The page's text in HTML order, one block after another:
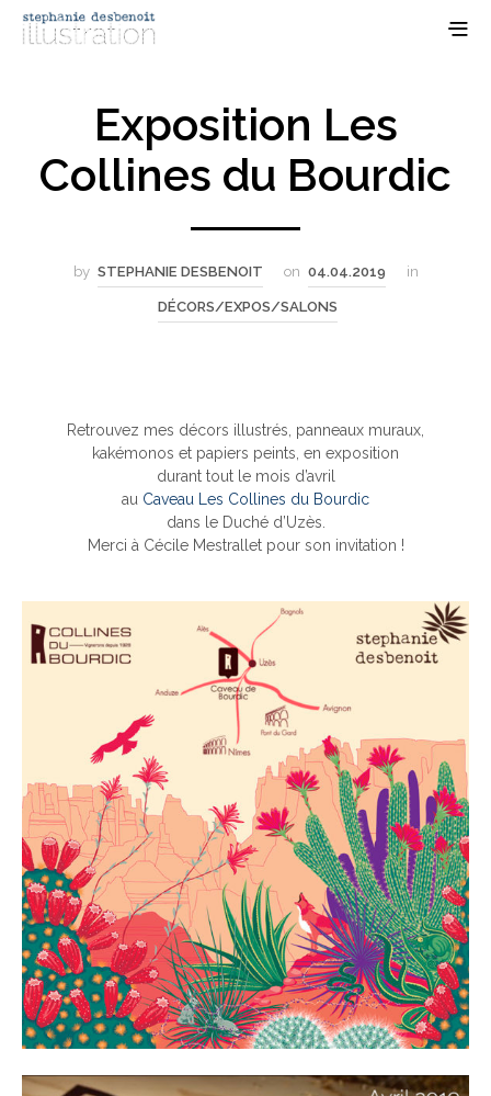
Exposition Les
Collines du Bourdic
by STEPHANIE DESBENOIT on 04.04.2019 in
DÉCORS/EXPOS/SALONS
Retrouvez mes décors illustrés, panneaux muraux,
kakémonos et papiers peints, en exposition
durant tout le mois d’avril
au Caveau Les Collines du Bourdic
dans le Duché d’Uzès.
Merci à Cécile Mestrallet pour son invitation !